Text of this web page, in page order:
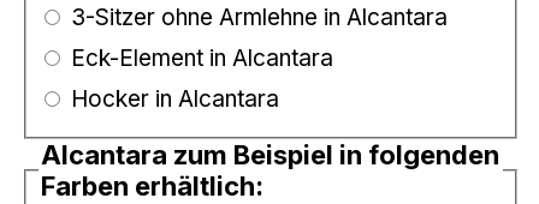
3-Sitzer ohne Armlehne in Alcantara
Eck-Element in Alcantara
Hocker in Alcantara
Alcantara zum Beispiel in folgenden
Farben erhältlich: